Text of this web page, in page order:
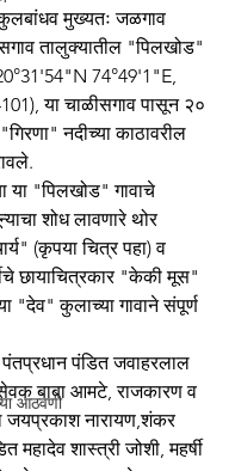
आठवणी
मुख्यतः जळगाव
तालुक्यातील "पिलखोड"
74°49'1"E,
या चाळीसगाव पासून २०
नदीच्या काठावरील
या "पिलखोड" गावाचे
शोध लावणारे थोर
(कृपया चित्र पहा) व
छायाचित्रकार "केकी मूस"
"देव" कुलाच्या गावाने संपूर्ण
पंतप्रधान पंडित जवाहरलाल
बाबा आमटे, राजकारण व
जयप्रकाश नारायण,शंकर
महादेव शास्त्री जोशी, महर्षी